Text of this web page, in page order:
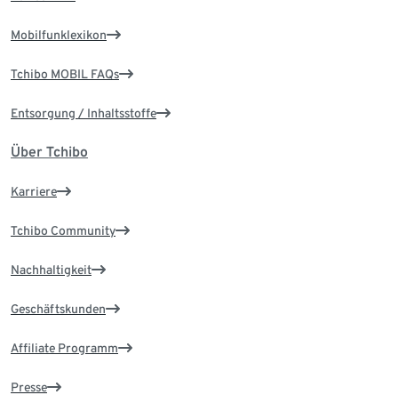
Mobilfunklexikon
Tchibo MOBIL FAQs
Entsorgung / Inhaltsstoffe
Über Tchibo
Karriere
Tchibo Community
Nachhaltigkeit
Geschäftskunden
Affiliate Programm
Presse